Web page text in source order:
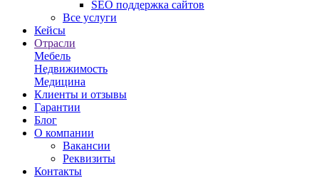
SEO поддержка сайтов
Все услуги
Кейсы
Отрасли
Мебель
Недвижимость
Медицина
Клиенты и отзывы
Гарантии
Блог
О компании
Вакансии
Реквизиты
Контакты